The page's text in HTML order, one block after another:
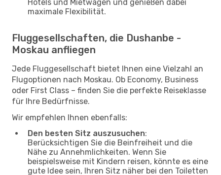
Hotels und Mietwagen und genießen dabei
maximale Flexibilität.
Fluggesellschaften, die Dushanbe -
Moskau anfliegen
Jede Fluggesellschaft bietet Ihnen eine Vielzahl an
Flugoptionen nach Moskau. Ob Economy, Business
oder First Class – finden Sie die perfekte Reiseklasse
für Ihre Bedürfnisse.
Wir empfehlen Ihnen ebenfalls:
Den besten Sitz auszusuchen:
Berücksichtigen Sie die Beinfreiheit und die
Nähe zu Annehmlichkeiten. Wenn Sie
beispielsweise mit Kindern reisen, könnte es eine
gute Idee sein, Ihren Sitz näher bei den Toiletten